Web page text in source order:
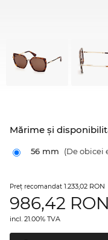
Mărime şi
56 mm (De obicei
Preţ recomandat 1.233,02 RON
986,42 RON
incl. 21.00% TVA